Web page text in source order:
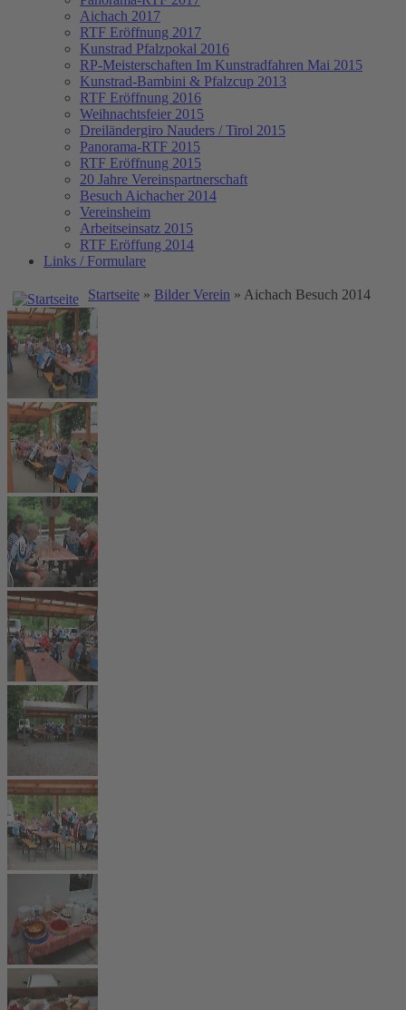
Aichach 2017
RTF Eröffnung 2017
Kunstrad Pfalzpokal 2016
RP-Meisterschaften Im Kunstradfahren Mai 2015
Kunstrad-Bambini & Pfalzcup 2013
RTF Eröffnung 2016
Weihnachtsfeier 2015
Dreiländergiro Nauders / Tirol 2015
Panorama-RTF 2015
RTF Eröffnung 2015
20 Jahre Vereinspartnerschaft
Besuch Aichacher 2014
Vereinsheim
Arbeitseinsatz 2015
RTF Eröffung 2014
Links / Formulare
Startseite » Bilder Verein » Aichach Besuch 2014